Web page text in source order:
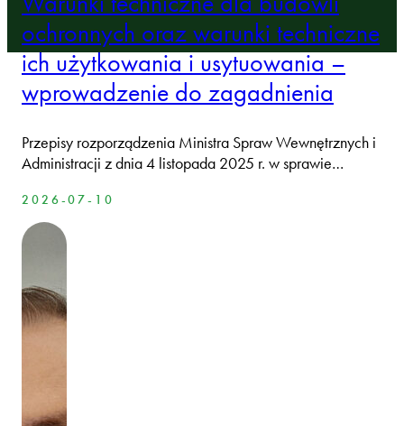
ochronnych oraz warunki techniczne
ich użytkowania i usytuowania –
wprowadzenie do zagadnienia
Przepisy rozporządzenia Ministra Spraw Wewnętrznych i
Administracji z dnia 4 listopada 2025 r. w sprawie…
2026-07-10